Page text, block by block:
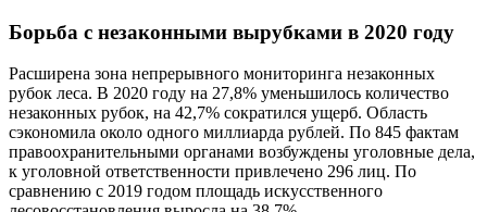
Борьба с незаконными вырубками в 2020 году
Расширена зона непрерывного мониторинга незаконных
рубок леса. В 2020 году на 27,8% уменьшилось количество
незаконных рубок, на 42,7% сократился ущерб. Область
сэкономила около одного миллиарда рублей. По 845 фактам
правоохранительными органами возбуждены уголовные дела,
к уголовной ответственности привлечено 296 лиц. По
сравнению с 2019 годом площадь искусственного